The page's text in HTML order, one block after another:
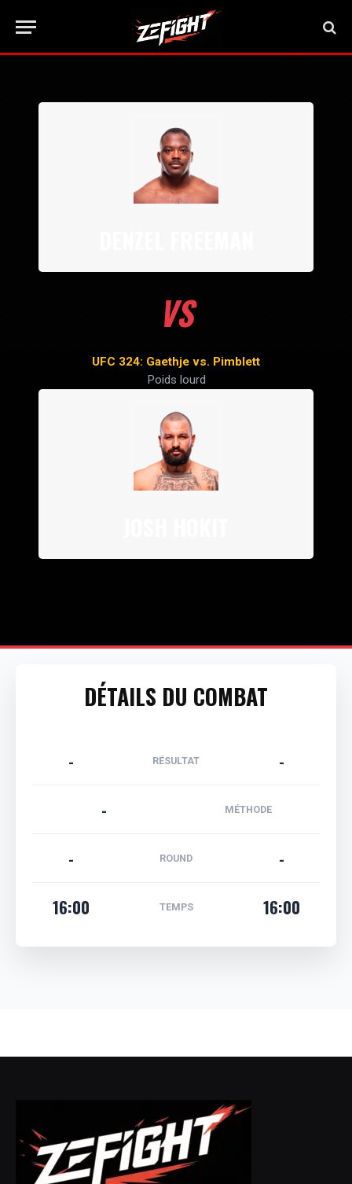
VS
UFC 324: Gaethje vs. Pimblett
Poids lourd
DÉTAILS DU COMBAT
- RÉSULTAT
-
-
MÉTHODE
- ROUND
-
16:00
TEMPS 16:00